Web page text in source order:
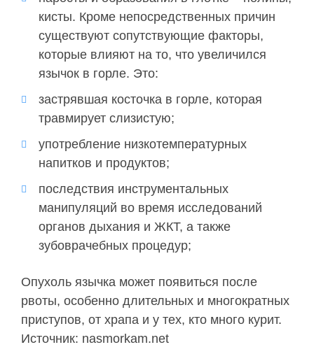
кисты. Кроме непосредственных причин
существуют сопутствующие факторы,
которые влияют на то, что увеличился
язычок в горле. Это:
застрявшая косточка в горле, которая
травмирует слизистую;
употребление низкотемпературных
напитков и продуктов;
последствия инструментальных
манипуляций во время исследований
органов дыхания и ЖКТ, а также
зубоврачебных процедур;
Опухоль язычка может появиться после
рвоты, особенно длительных и многократных
приступов, от храпа и у тех, кто много курит.
Источник: nasmorkam.net